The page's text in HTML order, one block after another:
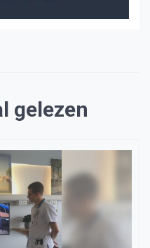
gelezen